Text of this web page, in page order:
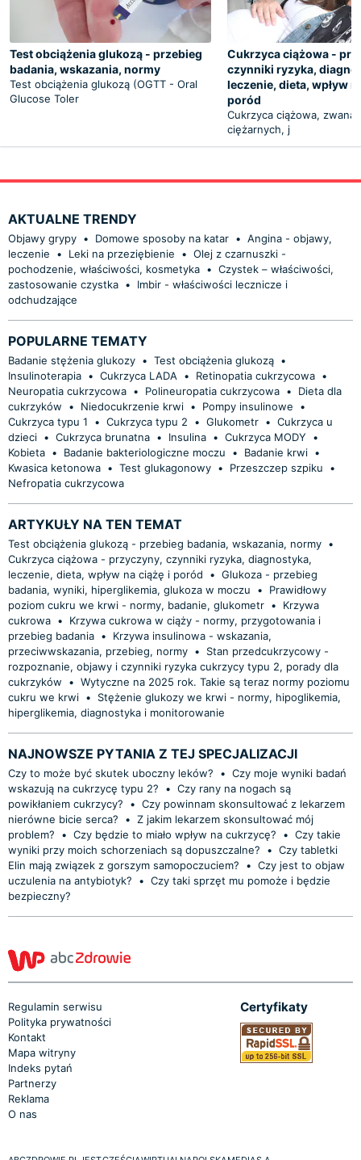
Test obciążenia glukozą - przebieg
badania, wskazania, normy
Test obciążenia glukozą (OGTT - Oral
Glucose Toler
Cukrzyca ciążowa -
czynniki ryzyka,
leczenie, dieta, wpływ
poród
Cukrzyca ciążowa, zwana
ciężarnych, j
AKTUALNE TRENDY
Objawy grypy • Domowe sposoby na katar • Angina - objawy,
leczenie
• Leki na przeziębienie • Olej z czarnuszki -
pochodzenie, właściwości, kosmetyka • Czystek – właściwości,
zastosowanie czystka •
Imbir - właściwości lecznicze i
odchudzające
POPULARNE TEMATY
Badanie stężenia glukozy • Test obciążenia glukozą •
Insulinoterapia • Cukrzyca LADA • Retinopatia cukrzycowa •
Neuropatia cukrzycowa • Polineuropatia cukrzycowa •
Dieta dla
cukrzyków
• Niedocukrzenie krwi • Pompy insulinowe
•
Cukrzyca typu 1
• Cukrzyca typu 2 • Glukometr • Cukrzyca u
dzieci • Cukrzyca brunatna • Insulina • Cukrzyca MODY
•
Kobieta • Badanie bakteriologiczne moczu • Badanie krwi •
Kwasica ketonowa • Test glukagonowy • Przeszczep szpiku
•
Nefropatia cukrzycowa
ARTYKUŁY NA TEN TEMAT
Test obciążenia glukozą - przebieg badania, wskazania, normy •
Cukrzyca ciążowa - przyczyny, czynniki ryzyka, diagnostyka,
leczenie, dieta, wpływ na ciążę i poród
• Glukoza - przebieg
badania, wyniki, hiperglikemia, glukoza w moczu
•
Prawidłowy
poziom cukru we krwi - normy, badanie, glukometr •
Krzywa
cukrowa •
Krzywa cukrowa w ciąży - normy, przygotowania i
przebieg badania •
Krzywa insulinowa - wskazania,
przeciwwskazania, przebieg, normy •
Stan przedcukrzycowy -
rozpoznanie, objawy i czynniki ryzyka cukrzycy typu 2, porady dla
cukrzyków
• Wytyczne na 2025 rok. Takie są teraz normy poziomu
cukru we krwi •
Stężenie glukozy we krwi - normy, hipoglikemia,
hiperglikemia, diagnostyka i monitorowanie
NAJNOWSZE PYTANIA Z TEJ SPECJALIZACJI
Czy to może być skutek uboczny leków? • Czy moje wyniki badań
wskazują na cukrzycę typu 2?
• Czy rany na nogach są
powikłaniem cukrzycy?
• Czy powinnam skonsultować z lekarzem
nierówne bicie serca?
• Z jakim lekarzem skonsultować mój
problem?
• Czy będzie to miało wpływ na cukrzycę? • Czy takie
wyniki przy moich schorzeniach są dopuszczalne?
• Czy tabletki
Elin mają związek z gorszym samopoczuciem?
• Czy jest to objaw
uczulenia na antybiotyk?
• Czy taki sprzęt mu pomoże i będzie
bezpieczny?
Regulamin serwisu
Polityka prywatności
Kontakt
Mapa witryny
Indeks pytań
Partnerzy
Reklama
O nas
Certyfikaty